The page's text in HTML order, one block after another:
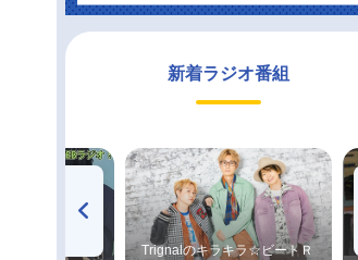
新着ラジオ番組
Trignalのキラキラ☆ビートＲ